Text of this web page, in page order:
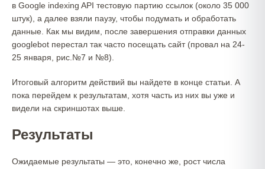
в Google indexing API тестовую партию ссылок (около 35 000
штук), а далее взяли паузу, чтобы подумать и обработать
данные. Как мы видим, после завершения отправки данных
googlebot перестал так часто посещать сайт (провал на 24-
25 января, рис.№7 и №8).
Итоговый алгоритм действий вы найдете в конце статьи. А
пока перейдем к результатам, хотя часть из них вы уже и
видели на скриншотах выше.
Результаты
Ожидаемые результаты — это, конечно же, рост числа